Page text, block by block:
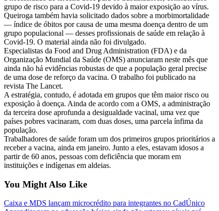
grupo de risco para a Covid-19 devido à maior exposição ao vírus.
Queiroga também havia solicitado dados sobre a morbimortalidade
— índice de óbitos por causa de uma mesma doença dentro de um
grupo populacional — desses profissionais de saúde em relação à
Covid-19. O material ainda não foi divulgado.
Especialistas da Food and Drug Administration (FDA) e da
Organização Mundial da Saúde (OMS) anunciaram neste mês que
ainda não há evidências robustas de que a população geral precise
de uma dose de reforço da vacina. O trabalho foi publicado na
revista The Lancet.
A estratégia, contudo, é adotada em grupos que têm maior risco ou
exposição à doença. Ainda de acordo com a OMS, a administração
da terceira dose aprofunda a desigualdade vacinal, uma vez que
países pobres vacinaram, com duas doses, uma parcela ínfima da
população.
Trabalhadores de saúde foram um dos primeiros grupos prioritários a
receber a vacina, ainda em janeiro. Junto a eles, estavam idosos a
partir de 60 anos, pessoas com deficiência que moram em
instituições e indígenas em aldeias.
You Might Also Like
Caixa e MDS lançam microcrédito para integrantes no CadÚnico